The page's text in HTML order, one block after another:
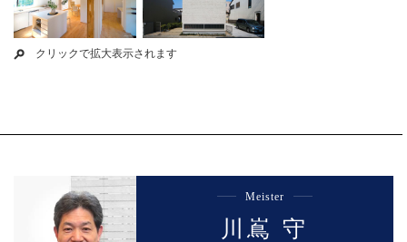
クリックで拡大表示されます
Meister
川嶌 守